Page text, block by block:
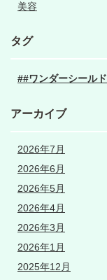
美容
タグ
#ワンダーシールド
アーカイブ
2026年7月
2026年6月
2026年5月
2026年4月
2026年3月
2026年1月
2025年12月